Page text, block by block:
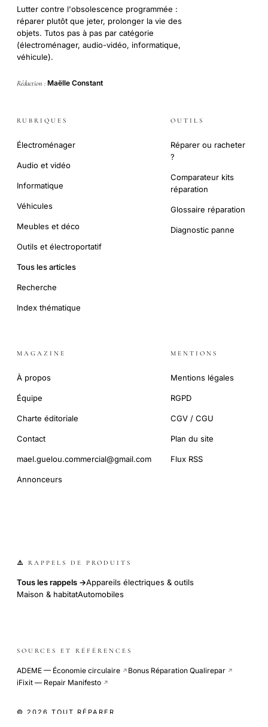
Lutter contre l'obsolescence programmée :
réparer plutôt que jeter, prolonger la vie des
objets. Tutos pas à pas par catégorie
(électroménager, audio-vidéo, informatique,
véhicule).
Rédaction : Maëlle Constant
RUBRIQUES
Électroménager
Audio et vidéo
Informatique
Véhicules
Meubles et déco
Outils et électroportatif
Tous les articles
Recherche
Index thématique
OUTILS
Réparer ou racheter
?
Comparateur kits
réparation
Glossaire réparation
Diagnostic panne
MAGAZINE
À propos
Équipe
Charte éditoriale
Contact
mael.guelou.commercial@gmail.com
Annonceurs
MENTIONS
Mentions légales
RGPD
CGV / CGU
Plan du site
Flux RSS
⚠️ RAPPELS DE PRODUITS
Tous les rappels →Appareils électriques & outils
Maison & habitatAutomobiles
SOURCES ET RÉFÉRENCES
ADEME — Économie circulaire ↗ Bonus Réparation Qualirepar ↗
iFixit — Repair Manifesto ↗
© 2026 TOUT RÉPARER